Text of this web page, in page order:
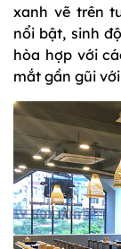
xanh vẽ trên
nổi bật, sinh
hòa hợp với
mắt gần gũi